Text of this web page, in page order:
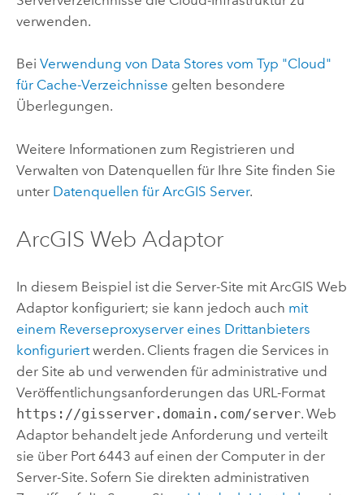
verwenden.
Bei Verwendung von Data Stores vom Typ "Cloud"
für Cache-Verzeichnisse gelten besondere
Überlegungen.
Weitere Informationen zum Registrieren und
Verwalten von Datenquellen für Ihre Site finden Sie
unter Datenquellen für ArcGIS Server.
ArcGIS Web Adaptor
In diesem Beispiel ist die Server-Site mit ArcGIS Web
Adaptorkonfiguriert; sie kann jedoch auch mit
einem Reverseproxyserver eines Drittanbieters
konfiguriertwerden. Clients fragen die Services in
der Site ab und verwenden für administrative und
Veröffentlichungsanforderungen das URL-Format
https://gisserver.domain.com/server. Web
Adaptor behandelt jede Anforderung und verteilt
sie über Port 6443 auf einen der Computer in der
Server-Site. Sofern Sie direkten administrativen